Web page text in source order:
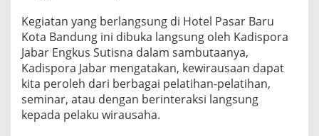
Kegiatan yang berlangsung di Hotel Pasar Baru
Kota Bandung ini dibuka langsung oleh Kadispora
Jabar Engkus Sutisna dalam sambutaanya,
Kadispora Jabar mengatakan, kewirausaan dapat
kita peroleh dari berbagai pelatihan-pelatihan,
seminar, atau dengan berinteraksi langsung
kepada pelaku wirausaha.